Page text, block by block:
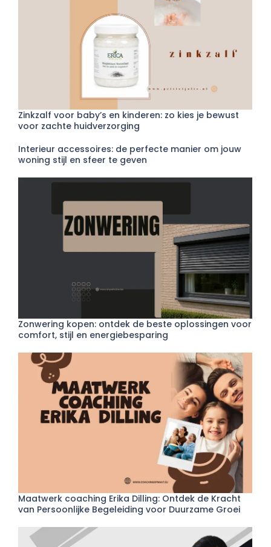
Zinkzalf voor baby’s en kinderen: zo kies je bewust
voor zachte huidverzorging
Interieur accessoires: de perfecte manier om jouw
woning stijl en sfeer te geven
Zonwering kopen: ontdek de beste oplossingen voor
comfort, stijl en energiebesparing
Maatwerk coaching Erika Dilling: Ontdek de Kracht
van Persoonlijke Begeleiding voor Duurzame Groei